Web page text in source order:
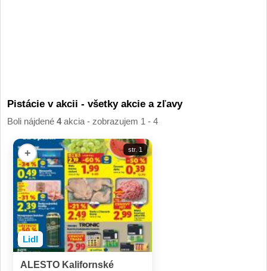
Pistácie v akcii - všetky akcie a zľavy
Boli nájdené 4akcia - zobrazujem 1 - 4
+
Lidl
str. 1
ALESTO Kalifornské